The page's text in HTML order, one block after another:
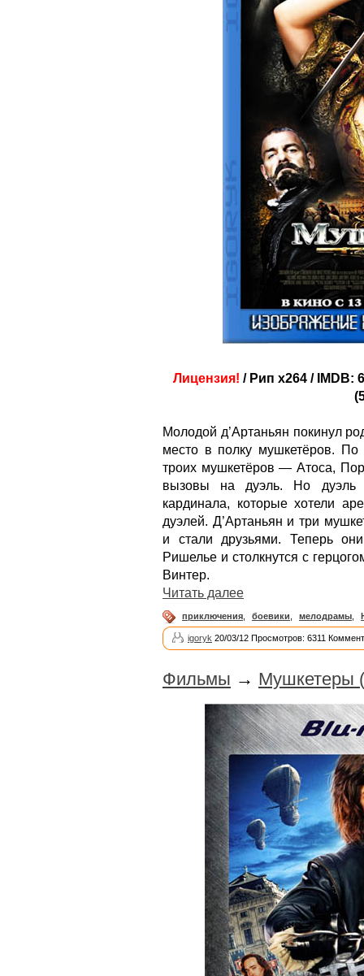
Лицензия! / Рип x264 / IMDB:
Молодой д’Артаньян покинул
место в полку мушкетёров. По
троих мушкетёров — Атоса,
вызовы на дуэль. Но дуэль
кардинала, которые хотели
дуэлей. Д’Артаньян и три
и стали друзьями. Теперь
Ришелье и столкнутся с
Винтер.
Читать далее
приключения боевики мелодрамы
igoryk 20/03/12 Просмотров: 6311
Фильмы → Мушкетеры